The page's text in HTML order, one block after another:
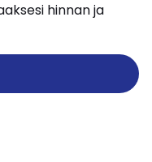
hinnan ja